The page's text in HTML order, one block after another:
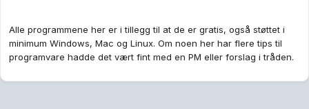
Alle programmene her er i tillegg til at de er gratis, også støttet i
minimum Windows, Mac og Linux. Om noen her har flere tips til
programvare hadde det vært fint med en PM eller forslag i tråden.